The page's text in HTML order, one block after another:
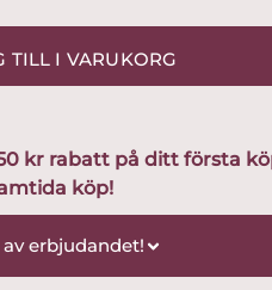
TILL I VARUKORG
kr rabatt på ditt första
köp!
erbjudandet!